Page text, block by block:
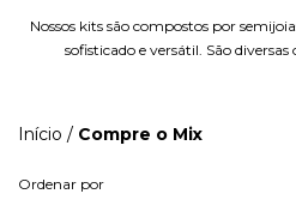
Nossos kits são compostos por
sofisticado e versátil. São diversas
Início / Compre o Mix
Ordenar por